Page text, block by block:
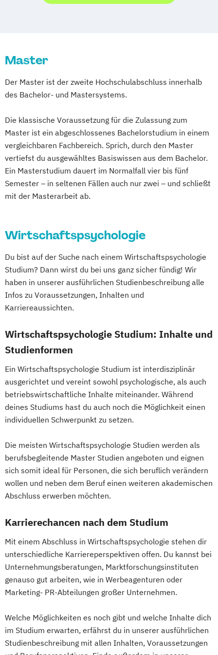
(EN)
Marketing & Sales
Medienmanagement und Digitales
Marketing
Rechtspsychologie
Soziale Arbeit
Sportmanagement
Tourismus-
Hotel- und Eventmanagement
Wirtschaftspsychologie
Wirtschaftspsychologie (Heidelberg)
Medizintechnik & Management
Personalmanagement
Prozessmanagement
Quality Management
Rechtliche Betreuung Sales Management
Soziale Arbeit
Sozialmanagement
Wirtschaftspsychologie
Frühpädagogik - Leitung und Management
Kindheitspädagogik
Medical Fitness & Athletic Management
Medizinalfachberufe
Heilverfahren
Pharmamanagement und
Pharmaproduktion
Physiotherapie Psychologie
Psychosoziale Beratung in Sozialer Arbeit
Sicherheitsmanagement
Informationsdesign
Wirtschaftsinformatik - Schwerpunkt E-
Business
Wirtschaftsingenieurwesen
Wirtschaftsrecht mit internationalen
Aspekten
Master
Der Master ist der zweite Hochschulabschluss innerhalb
des Bachelor- und Mastersystems.
Die klassische Voraussetzung für die Zulassung zum
Master ist ein abgeschlossenes Bachelorstudium in einem
vergleichbaren Fachbereich. Sprich, durch den Master
vertiefst du ausgewähltes Basiswissen aus dem Bachelor.
Ein Masterstudium dauert im Normalfall vier bis fünf
Semester – in seltenen Fällen auch nur zwei – und schließt
mit der Masterarbeit ab.
Wirtschaftspsychologie
Du bist auf der Suche nach einem Wirtschaftspsychologie
Studium? Dann wirst du bei uns ganz sicher fündig! Wir
haben in unserer ausführlichen Studienbeschreibung alle
Infos zu Voraussetzungen, Inhalten und
Karriereaussichten.
Wirtschaftspsychologie Studium: Inhalte und
Studienformen
Ein Wirtschaftspsychologie Studium ist interdisziplinär
ausgerichtet und vereint sowohl psychologische, als auch
betriebswirtschaftliche Inhalte miteinander. Während
deines Studiums hast du auch noch die Möglichkeit einen
individuellen Schwerpunkt zu setzen.
Die meisten Wirtschaftspsychologie Studien werden als
berufsbegleitende Master Studien angeboten und eignen
sich somit ideal für Personen, die sich beruflich verändern
wollen und neben dem Beruf einen weiteren akademischen
Abschluss erwerben möchten.
Karrierechancen nach dem Studium
Mit einem Abschluss in Wirtschaftspsychologie stehen dir
unterschiedliche Karriereperspektiven offen. Du kannst bei
Unternehmungsberatungen, Marktforschungsinstituten
genauso gut arbeiten, wie in Werbeagenturen oder
Marketing- PR-Abteilungen großer Unternehmen.
Welche Möglichkeiten es noch gibt und welche Inhalte dich
im Studium erwarten, erfährst du in unserer ausführlichen
Studienbeschreibung mit allen Inhalten, Voraussetzungen